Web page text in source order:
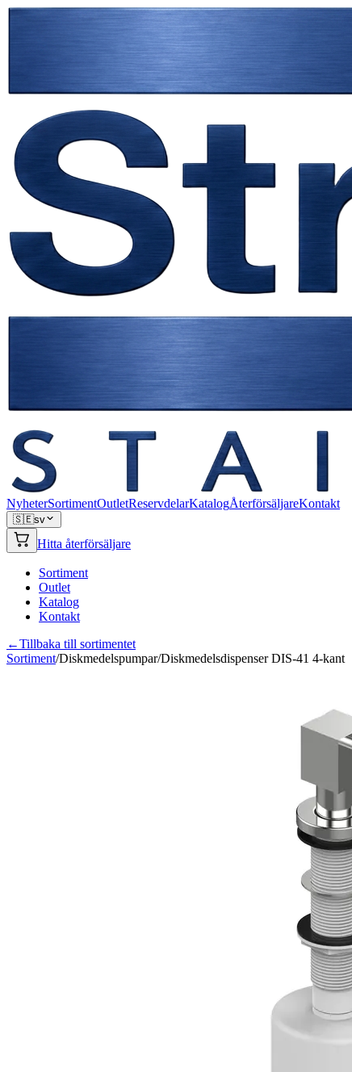
NyheterSortimentOutletReservdelarKatalogÅterförsäljareKontakt
🇸🇪sv
Hitta återförsäljare
Sortiment
Outlet
Katalog
Kontakt
←Tillbaka till sortimentet
Sortiment/Diskmedelspumpar/Diskmedelsdispenser DIS-41 4-kant